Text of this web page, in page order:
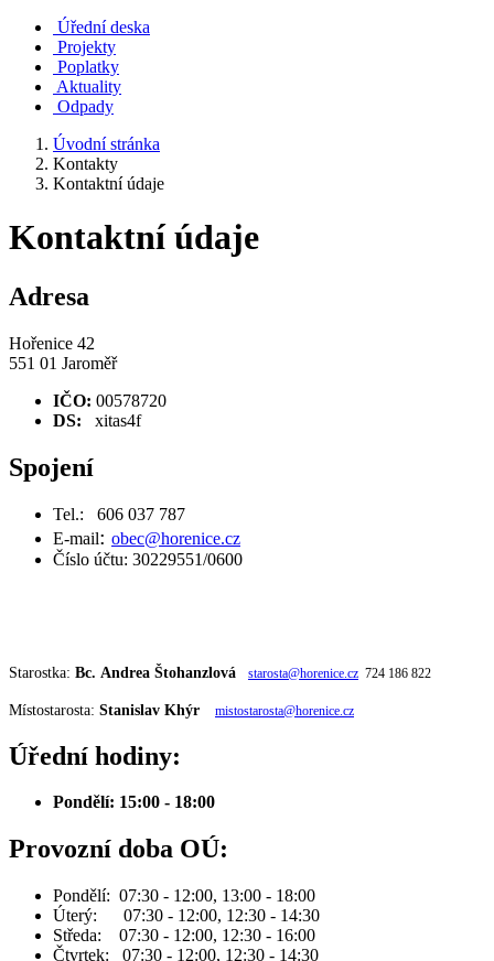
Úřední deska
Projekty
Poplatky
Aktuality
Odpady
Úvodní stránka
Kontakty
Kontaktní údaje
Kontaktní údaje
Adresa
Hořenice 42
551 01 Jaroměř
IČO: 00578720
DS:
xitas4f
Spojení
Tel.: 606 037 787
E-mail: obec@horenice.cz
Číslo účtu: 30229551/0600
Starostka: Bc. Andrea Štohanzlová starosta@horenice.cz 724 186 822
Místostarosta: Stanislav Khýr mistostarosta@horenice.cz
Úřední hodiny:
Pondělí: 15:00 - 18:00
Provozní doba OÚ:
Pondělí: 07:30 - 12:00, 13:00 - 18:00
Úterý: 07:30 - 12:00, 12:30 - 14:30
Středa: 07:30 - 12:00, 12:30 - 16:00
Čtvrtek: 07:30 - 12:00, 12:30 - 14:30